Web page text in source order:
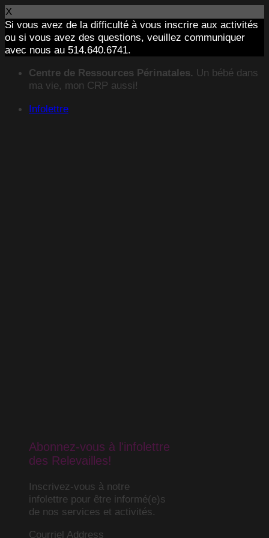
X
Si vous avez de la difficulté à vous inscrire aux activités
ou si vous avez des questions, veuillez communiquer
avec nous au 514.640.6741.
contenu
Centre de Ressources Périnatales. Un bébé dans
ma vie, mon CRP aussi!
Infolettre
Abonnez-vous à l'infolettre
des Relevailles!
Inscrivez-vous à notre
infolettre pour être informé(e)s
de nos services et activités.
Courriel Address